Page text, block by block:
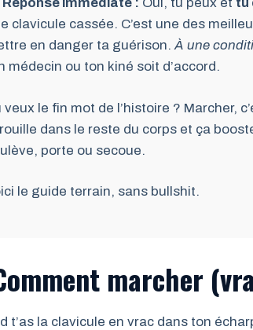
clavicule cassée. C’est une des
en danger ta guérison.À une
médecin ou ton kiné soit d’accord.
veux le fin mot de l’histoire ? Marcher,
dans le reste du corps et ça
porte ou secoue.
le guide terrain, sans bullshit.
marcher
t’as la clavicule en vrac dans ton